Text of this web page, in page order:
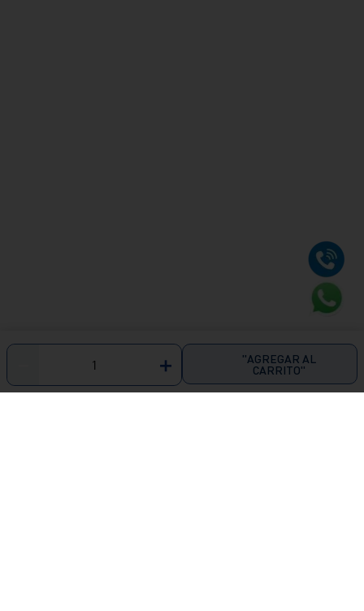
＋ "AGREGAR AL
CARRITO"